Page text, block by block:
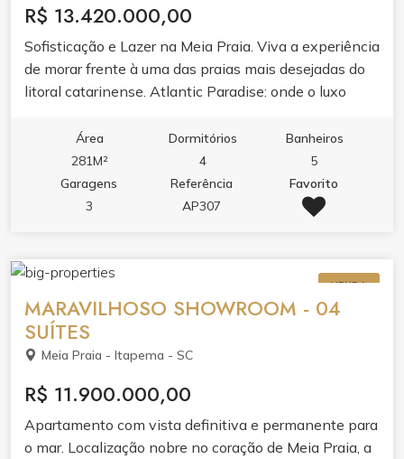
R$ 13.420.000,00
Sofisticação e Lazer na Meia Praia. Viva a experiência
de morar frente à uma das praias mais desejadas do
litoral catarinense. Atlantic Paradise: onde o luxo
Área
281M²
Dormitórios
4
Banheiros
5
Garagens
3
Referência
AP307
Favorito
VENDA
MARAVILHOSO SHOWROOM - 04
SUÍTES
Meia Praia - Itapema - SC
R$ 11.900.000,00
Apartamento com vista definitiva e permanente para
o mar. Localização nobre no coração de Meia Praia, a